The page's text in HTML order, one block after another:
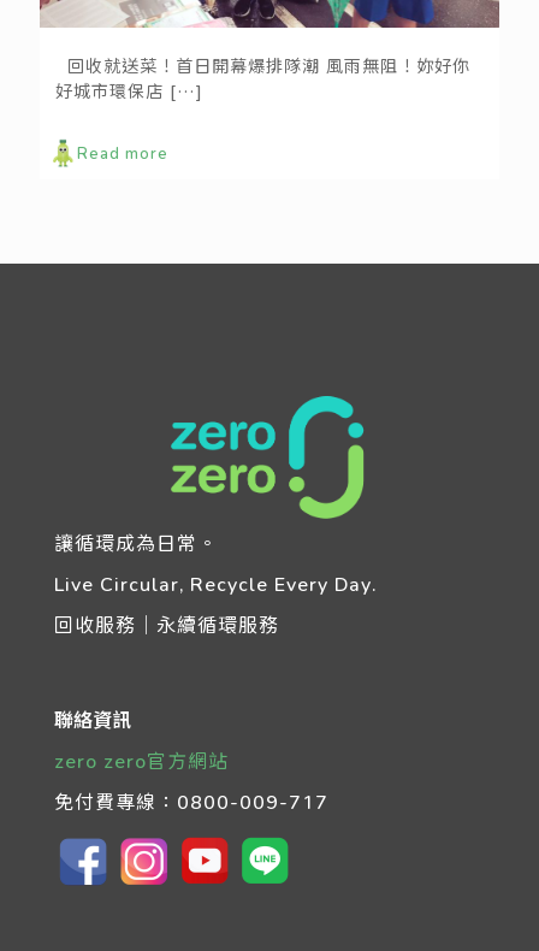
回收人氣爆棚！zero zero城市環保店延吉店開幕
回收就送菜！首日開幕爆排隊潮 風雨無阻！妳好你
好城市環保店 […]
Read more
讓循環成為日常。
Live Circular, Recycle Every Day.
回收服務｜永續循環服務
聯絡資訊
zero zero官方網站
免付費專線： 0800-009-717